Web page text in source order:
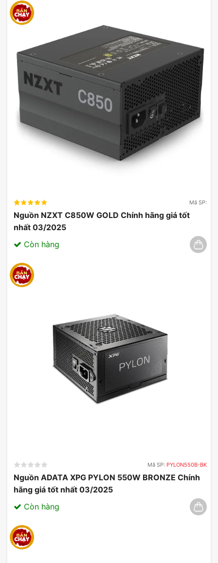
Mã SP:
Nguồn NZXT C850W GOLD Chính hãng giá tốt
nhất 03/2025
Còn hàng
Mã SP: PYLON550B-BK
Nguồn ADATA XPG PYLON 550W BRONZE Chính
hãng giá tốt nhất 03/2025
Còn hàng